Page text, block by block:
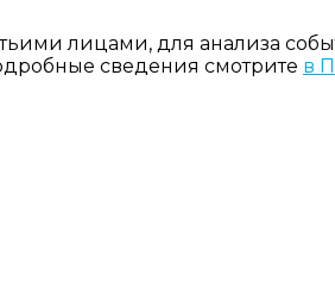
лицами, для анализа
сведения смотрите в